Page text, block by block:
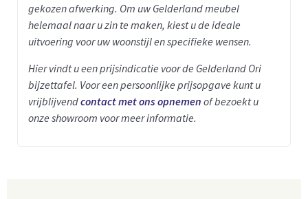
gekozen afwerking. Om uw Gelderland meubel
helemaal naar u zin te maken, kiest u de ideale
uitvoering voor uw woonstijl en specifieke wensen.
Hier vindt u een prijsindicatie voor de Gelderland Ori
bijzettafel. Voor een persoonlijke prijsopgave kunt u
vrijblijvendcontact met ons opnemen of bezoekt u
onze showroom voor meer informatie.